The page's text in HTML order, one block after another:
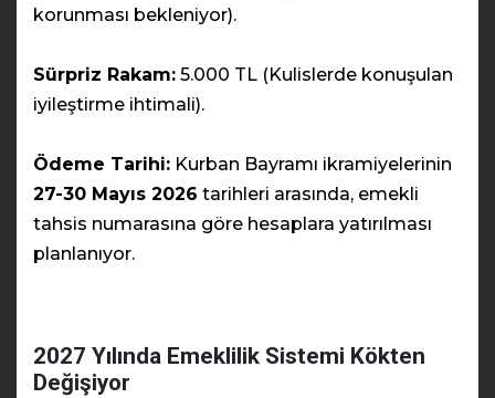
korunması bekleniyor).
Sürpriz Rakam: 5.000 TL (Kulislerde konuşulan
iyileştirme ihtimali).
Ödeme Tarihi: Kurban Bayramı ikramiyelerinin
27-30 Mayıs 2026 tarihleri arasında, emekli
tahsis numarasına göre hesaplara yatırılması
planlanıyor.
2027 Yılında Emeklilik Sistemi Kökten
Değişiyor